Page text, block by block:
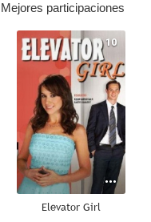
Mejores participaciones
10
Elevator Girl